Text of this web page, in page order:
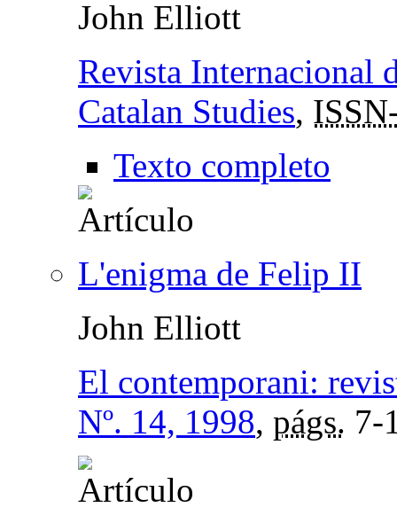
John Elliott
Revista Internacional
Catalan Studies,
Texto completo
L'enigma de Felip II
John Elliott
El contemporani:
Nº. 14, 1998, págs. 7-